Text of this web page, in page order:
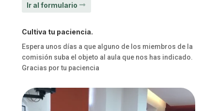
Ir al formulario
Cultiva tu paciencia.
Espera unos días a que alguno de los miembros de la
comisión suba el objeto al aula que nos has indicado.
Gracias por tu paciencia